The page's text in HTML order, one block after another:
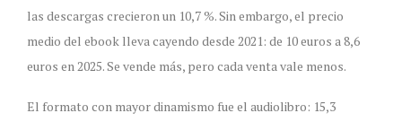
las descargas crecieron un 10,7 %. Sin embargo, el precio
medio del ebook lleva cayendo desde 2021: de 10 euros a 8,6
euros en 2025. Se vende más, pero cada venta vale menos.
El formato con mayor dinamismo fue el audiolibro: 15,3